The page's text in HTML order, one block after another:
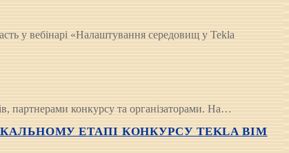
у вебінарі «Налаштування середовищ у Tekla
партнерами конкурсу та організаторами. На…
ЕТАПІ КОНКУРСУ TEKLA BIM